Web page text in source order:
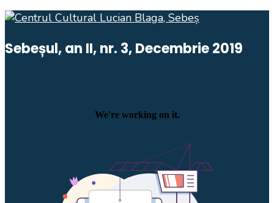
Sebeșul, an II, nr. 3, Decembrie 2019